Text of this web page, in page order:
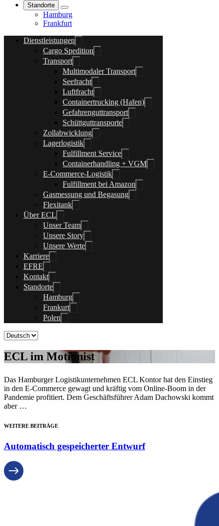
Standorte
Hamburg
Frankfurt
Dienstleistungen
Cargo Spedition
Transport
Multimodaler Transport
Seefracht
Luftfracht
Containertrucking (Hafen)
Gefahrenguttransport
Schüttguttransporte
Zollabwicklung
Lagerlogistik
Fulfillment Service
Containerhandling + VGM
E-Commerce-Logistik
Fulfillment bei Amazon
Gasmessung und Begasung
Flexitank
Über ECL
Unser Team
Unsere Story
Unsere Werte
Karriere
EFRE
Kontakt
Standorte
Hamburg
Frankurt
Polen
ECL im Motionist
Das Hamburger Logistikunternehmen ECL Kontor hat den Einstieg
in den E-Commerce gewagt und kräftig vom Online-Boom in der
Pandemie profitiert. Dem Geschäftsführer Adam Dachowski kommt
aber …
WEITERE BEITRÄGE
Automatisch gespeicherter Entwurf